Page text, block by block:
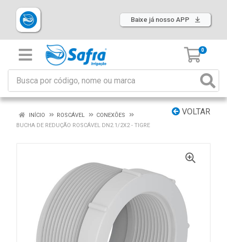
Baixe já nosso APP
0
VOLTAR
INÍCIO ROSCÁVEL
CONEXÕES
BUCHA DE REDUÇÃO ROSCÁVEL DN2.1/2X2 - TIGRE